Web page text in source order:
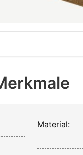
Material: